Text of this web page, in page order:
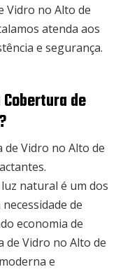
Vidro no Alto de
atenda aos
e segurança.
de
de Vidro no Alto de
natural é um dos
de
economia de
de Vidro no Alto de
e